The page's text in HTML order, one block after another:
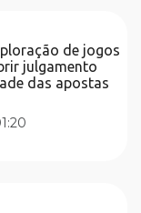
de jogos
julgamento
das apostas